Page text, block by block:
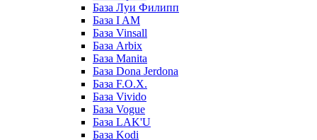
База Луи Филипп
База I AM
База Vinsall
База Arbix
База Manita
База Dona Jerdona
База F.O.X.
База Vivido
База Vogue
База LAK'U
База Kodi